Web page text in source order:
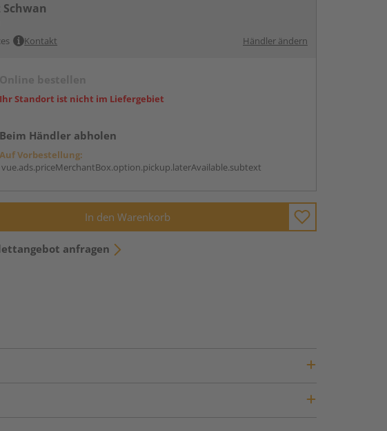
Schwan
Kontakt Händler ändern
Ihr Standort ist nicht im Liefergebiet
Beim Händler abholen
Auf Vorbestellung:
vue.ads.priceMerchantBox.option.pickup.laterAvailable.subtext
In den Warenkorb
anfragen